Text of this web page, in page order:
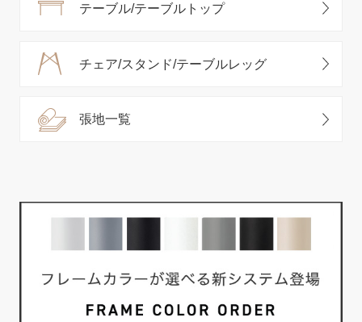
テーブル/テーブルトップ
チェア/スタンド/テーブルレッグ
張地一覧